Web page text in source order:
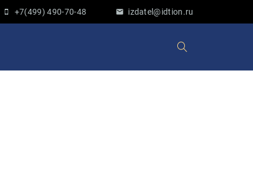
+7(499) 490-70-48 izdatel@idtion.ru